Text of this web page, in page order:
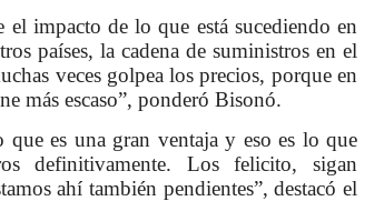
impacto de lo que está sucediendo en
países, la cadena de suministros en el
veces golpea los precios, porque en
más escaso”, ponderó Bisonó.
que es una gran ventaja y eso es lo que
definitivamente. Los felicito, sigan
ahí también pendientes”, destacó el